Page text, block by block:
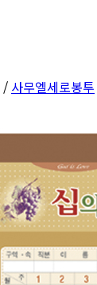
/ 사무엘세로봉투